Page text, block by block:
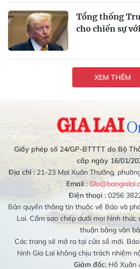
Tổng thống
cho chiến sự
XEM THÊM
Giấy phép số 24/GP-BTTTT do Bộ
cấp ngày 16/01/
Địa chỉ :21-23 Mai Xuân Thưởng,
Email :
Điện thoại : 0256
Bản quyền thông tin thuộc về Báo và
Lai. Cấm sao chép dưới mọi hình thức
thuận bằng văn
Các trang sẽ mở ra tại cửa sổ mới.
hình Gia Lai không chịu trách nhiệm
Giám đốc:Hồ Xuân